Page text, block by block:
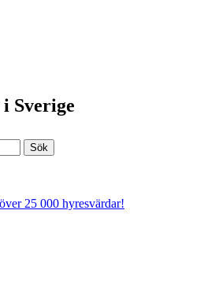
Sverige
25 000 hyresvärdar!